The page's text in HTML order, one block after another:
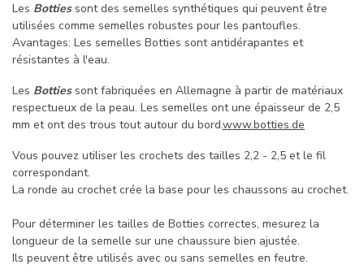
Les Bottiessont des semelles synthétiques qui peuvent être
utilisées comme semelles robustes pour les pantoufles.
Avantages: Les semelles Botties sont antidérapantes et
résistantes à l'eau.
Les Bottiessont fabriquées en Allemagne à partir de matériaux
respectueux de la peau. Les semelles ont une épaisseur de 2,5
mm et ont des trous tout autour du bord.www.botties.de
Vous pouvez utiliser les crochets des tailles 2,2 - 2,5 et le fil
correspondant.
La ronde au crochet crée la base pour les chaussons au crochet.
Pour déterminer les tailles de Botties correctes, mesurez la
longueur de la semelle sur une chaussure bien ajustée.
Ils peuvent être utilisés avec ou sans semelles en feutre.